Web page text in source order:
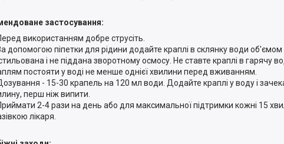
застосування:
використанням добре струсіть.
допомогою піпетки для рідини додайте краплі в склянку води
і не піддана зворотному осмосу. Не ставте краплі в гарячу
постояти у воді не менше однієї хвилини перед вживанням.
- 15-30 крапель на 120 мл води. Додайте краплі у воду і
перш ніж випити.
2-4 рази на день або для максимальної підтримки кожні 15
лікаря.